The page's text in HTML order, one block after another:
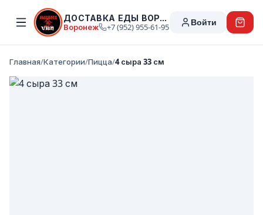
ДОСТАВКА ЕДЫ ВОРОНЕЖ
Воронеж +7 (952) 955-61-95 Войти
Главная/Категории/Пицца/4 сыра 33 см